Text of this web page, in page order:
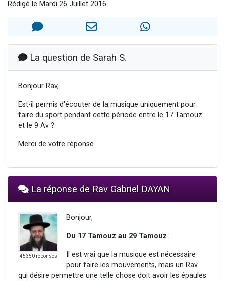
3 personnes viennent de faire un don pour Diane, 80 ans, dans un appartement insalubre
5 personnes viennent de faire un don pour Reloger Rivka, 6 enfants, victime de violences...
Rédigé le Mardi 26 Juillet 2016
La question de Sarah S.
Bonjour Rav,
Est-il permis d'écouter de la musique uniquement pour
faire du sport pendant cette période entre le 17 Tamouz
et le 9 Av ?
Merci de votre réponse.
La réponse de Rav Gabriel DAYAN
45350 réponses
Bonjour,
Du 17 Tamouz au 29 Tamouz
Il est vrai que la musique est nécessaire
pour faire les mouvements, mais un Rav
qui désire permettre une telle chose doit avoir les épaules